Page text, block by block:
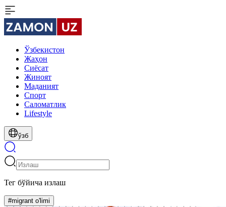
Ўзбекистон
Жаҳон
Сиёсат
Жиноят
Маданият
Спорт
Cаломатлик
Lifestyle
ўзб
Тег бўйича излаш
#migrant o'limi